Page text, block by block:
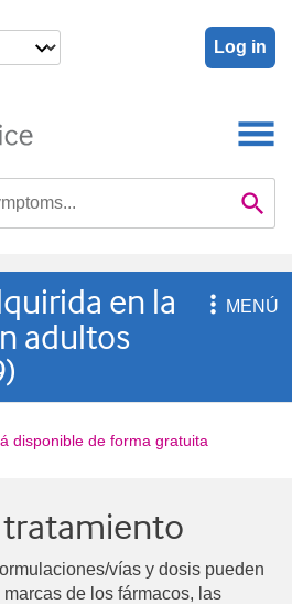
Log in

en la
adultos
MENÚ
disponible de forma gratuita
vías y dosis pueden
de los fármacos, las